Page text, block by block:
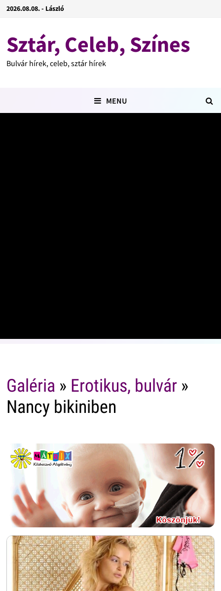
2026.08.08. - László
Sztár, Celeb, Színes
Bulvár hírek, celeb, sztár hírek
MENU
Galéria » Erotikus, bulvár»
Nancy bikiniben